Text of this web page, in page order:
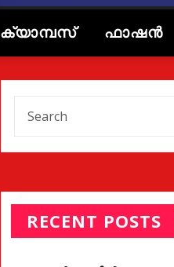
ക്യാമ്പസ് ഫാഷൻ
RECENT POSTS